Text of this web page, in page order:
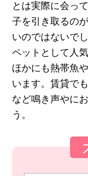
とは実際に会っ
子を引き取るの
いのではないでし
ペットとして人
ほかにも熱帯魚
います。賃貸で
など鳴き声やに
う。